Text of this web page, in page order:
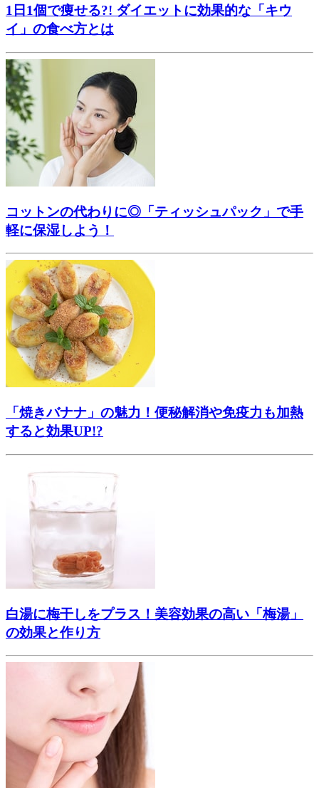
1日1個で痩せる?! ダイエットに効果的な「キウ
イ」の食べ方とは
コットンの代わりに◎「ティッシュパック」で手
軽に保湿しよう！
「焼きバナナ」の魅力！便秘解消や免疫力も加熱
すると効果UP!?
白湯に梅干しをプラス！美容効果の高い「梅湯」
の効果と作り方